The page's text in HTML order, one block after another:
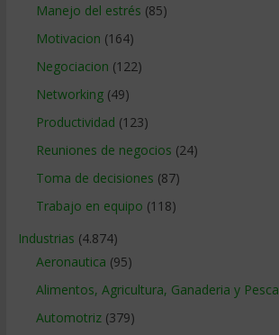
Manejo del estrés (85)
Motivacion (164)
Negociacion (122)
Networking(49)
Productividad (123)
Reuniones de negocios (24)
Toma de decisiones (87)
Trabajo en equipo (118)
Industrias (4.874)
Aeronautica (95)
Alimentos, Agricultura, Ganaderia y Pesca
Automotriz(379)